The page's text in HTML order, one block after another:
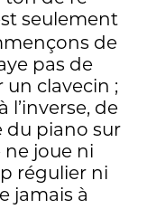
seulement
de
pas de
clavecin ;
l’inverse, de
du piano sur
ne joue ni
régulier ni
jamais à